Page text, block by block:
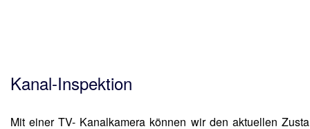
Kanal-Inspektion
Mit einer TV- Kanalkamera können wir den aktuellen